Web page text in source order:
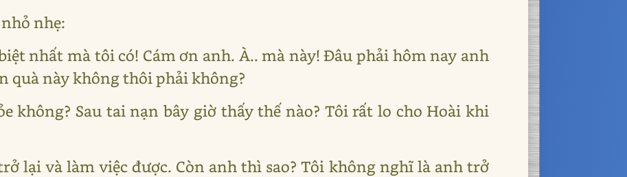
nhẹ:
nhất mà tôi có! Cám ơn anh. À.. mà này! Đâu phải hôm nay anh
quà này không thôi phải không?
không? Sau tai nạn bây giờ thấy thế nào? Tôi rất lo cho Hoài khi
lại và làm việc được. Còn anh thì sao? Tôi không nghĩ là anh trở